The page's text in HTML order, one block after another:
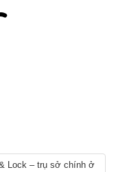
Lock – trụ sở chính ở